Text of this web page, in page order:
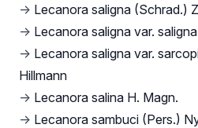
→ Lecanora saligna (Schrad.)
→ Lecanora saligna var.
→ Lecanora saligna var.
Hillmann
→ Lecanora salina H. Magn.
→ Lecanora sambuci (Pers.)